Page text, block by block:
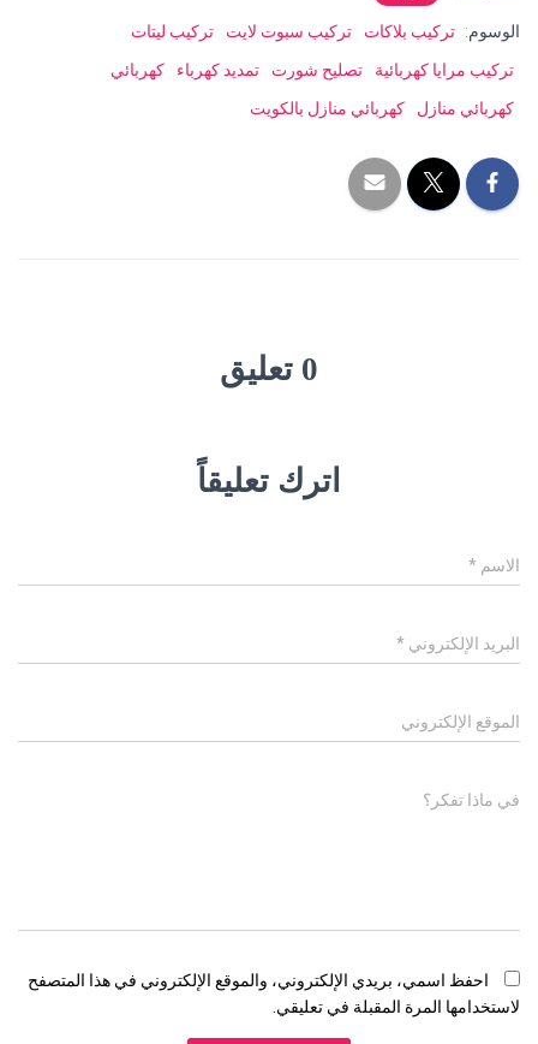
الوسوم: تركيب بلاكات تركيب سبوت لايت
تركيب ليتات
تركيب مرايا كهربائية
تصليح شورت تمديد كهرباء
كهربائي
كهربائي منازل
كهربائي منازل بالكويت
0 تعليق
اترك تعليقاً
الاسم *
البريد الإلكتروني *
الموقع الإلكتروني
في ماذا تفكر؟
احفظ اسمي، بريدي الإلكتروني، والموقع الإلكتروني في هذا المتصفح
لاستخدامها المرة المقبلة في تعليقي.